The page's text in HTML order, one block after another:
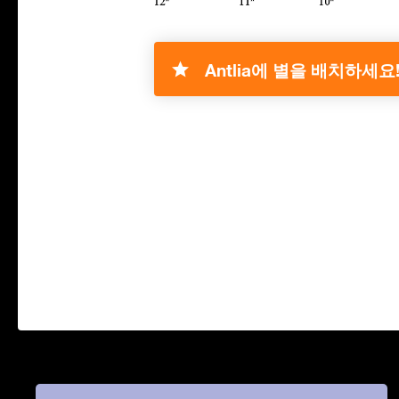
Antlia에 별을 배치하세요!